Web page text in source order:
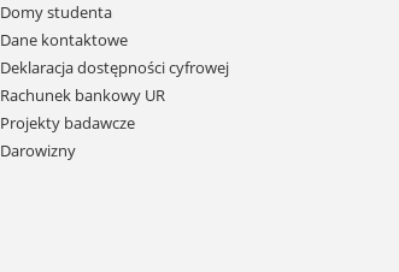
Domy studenta
Dane kontaktowe
Deklaracja dostępności cyfrowej
Rachunek bankowy UR
Projekty badawcze
Darowizny